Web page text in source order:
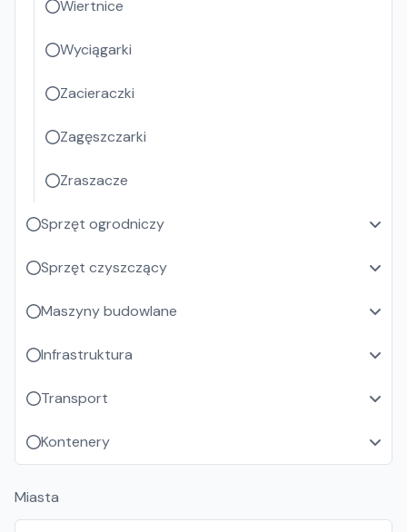
Wiertnice
Wyciągarki
Zacieraczki
Zagęszczarki
Zraszacze
Sprzęt ogrodniczy
Sprzęt czyszczący
Maszyny budowlane
Infrastruktura
Transport
Kontenery
Miasta